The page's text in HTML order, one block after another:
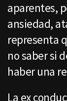
aparentes,
ansiedad,
representa
no saber si
haber una
La ex